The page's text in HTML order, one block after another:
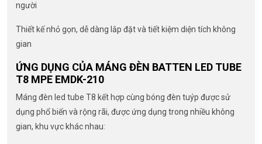
người
Thiết kế nhỏ gọn, dễ dàng lắp đặt và tiết kiệm diện tích không
gian
ỨNG DỤNG CỦA MÁNG ĐÈN BATTEN LED TUBE
T8 MPE EMDK-210
Máng đèn led tube T8 kết hợp cùng bóng đèn tuýp được sử
dụng phổ biến và rộng rãi, được ứng dụng trong nhiều không
gian, khu vực khác nhau: